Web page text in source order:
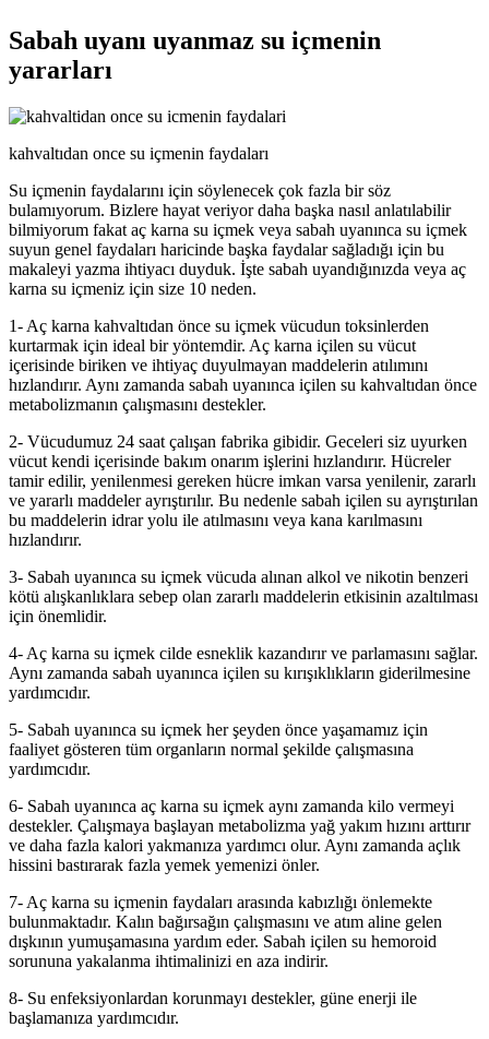
Sabah uyanı uyanmaz su içmenin
yararları
kahvaltıdan once su içmenin faydaları
Su içmenin faydalarını için söylenecek çok fazla bir söz
bulamıyorum. Bizlere hayat veriyor daha başka nasıl anlatılabilir
bilmiyorum fakat aç karna su içmek veya sabah uyanınca su içmek
suyun genel faydaları haricinde başka faydalar sağladığı için bu
makaleyi yazma ihtiyacı duyduk. İşte sabah uyandığınızda veya aç
karna su içmeniz için size 10 neden.
1- Aç karna kahvaltıdan önce su içmek vücudun toksinlerden
kurtarmak için ideal bir yöntemdir. Aç karna içilen su vücut
içerisinde biriken ve ihtiyaç duyulmayan maddelerin atılımını
hızlandırır. Aynı zamanda sabah uyanınca içilen su kahvaltıdan önce
metabolizmanın çalışmasını destekler.
2- Vücudumuz 24 saat çalışan fabrika gibidir. Geceleri siz uyurken
vücut kendi içerisinde bakım onarım işlerini hızlandırır. Hücreler
tamir edilir, yenilenmesi gereken hücre imkan varsa yenilenir, zararlı
ve yararlı maddeler ayrıştırılır. Bu nedenle sabah içilen su ayrıştırılan
bu maddelerin idrar yolu ile atılmasını veya kana karılmasını
hızlandırır.
3- Sabah uyanınca su içmek vücuda alınan alkol ve nikotin benzeri
kötü alışkanlıklara sebep olan zararlı maddelerin etkisinin azaltılması
için önemlidir.
4- Aç karna su içmek cilde esneklik kazandırır ve parlamasını sağlar.
Aynı zamanda sabah uyanınca içilen su kırışıklıkların giderilmesine
yardımcıdır.
5- Sabah uyanınca su içmek her şeyden önce yaşamamız için
faaliyet gösteren tüm organların normal şekilde çalışmasına
yardımcıdır.
6- Sabah uyanınca aç karna su içmek aynı zamanda kilo vermeyi
destekler. Çalışmaya başlayan metabolizma yağ yakım hızını arttırır
ve daha fazla kalori yakmanıza yardımcı olur. Aynı zamanda açlık
hissini bastırarak fazla yemek yemenizi önler.
7- Aç karna su içmenin faydaları arasında kabızlığı önlemekte
bulunmaktadır. Kalın bağırsağın çalışmasını ve atım aline gelen
dışkının yumuşamasına yardım eder. Sabah içilen su hemoroid
sorununa yakalanma ihtimalinizi en aza indirir.
8- Su enfeksiyonlardan korunmayı destekler, güne enerji ile
başlamanıza yardımcıdır.